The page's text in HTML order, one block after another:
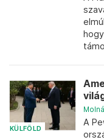
KÜLFÖLD
A